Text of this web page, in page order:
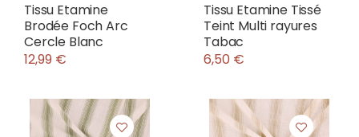
Tissu Etamine
Brodée Foch Arc
Cercle Blanc
12,99 €
Tissu Etamine Tissé
Teint Multi rayures
Tabac
6,50 €